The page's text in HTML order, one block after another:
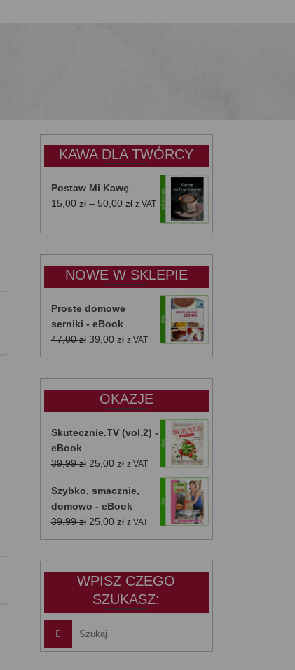
KAWA DLA TWÓRCY
Postaw Mi Kawę
15,00 zł – 50,00 złZakres
od
do
50,00 zł
z VAT
NOWE W SKLEPIE
Proste domowe
serniki - eBook
47,00zł Pierwotna
cena
39,00 złAktualna
cena
z VAT
OKAZJE
Skutecznie.TV (vol.2) -
eBook
39,99zł Pierwotna
wynosiła:
39,99 zł.
25,00 złAktualna
wynosi:
25,00 zł.
z VAT
Szybko, smacznie,
domowo - eBook
39,99zł Pierwotna
cena
25,00 złAktualna
cena
z VAT
WPISZ CZEGO
SZUKASZ: